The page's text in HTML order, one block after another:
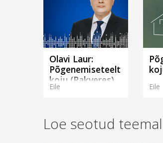
Olavi Laur:
Põgenemiseteelt
koju (Rakveres)
Eile Eile
Loe seotud teemal